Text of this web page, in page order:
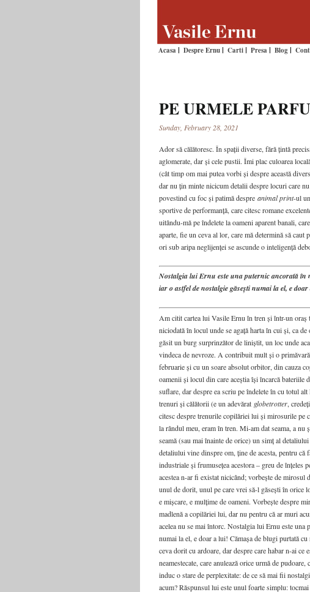
Acasa Despre Ernu Carti Presa Blog
PE URMELE
Sunday, February 28, 2021
Ador să călătoresc. În spații diverse, fără țintă
aglomerate, dar și cele pustii. Îmi plac culoarea
(cât timp om mai putea vorbi și despre această
dar nu țin minte nicicum detalii despre locuri care
povestind cu foc și patimă despre animal print-ul
sportive de performanță, care citesc romane
uitându-mă pe îndelete la oameni aparent banali,
aparte, fie un ceva al lor, care mă determină să
ori sub aripa neglijenței se ascunde o inteligență
Nostalgia lui Ernu este una puternic ancorată în
iar o astfel de nostalgie găsești numai la el, e
Am citit cartea lui Vasile Ernu în tren și într-un
niciodată în locul unde se agață harta în cui și, ca
găsit un burg surprinzător de liniștit, un loc unde
vindeca de nevroze. A contribuit mult și o
februarie și cu un soare absolut orbitor, din cauza
oamenii și locul din care aceștia își încarcă bateriile
suflare, dar despre ea scriu pe îndelete în cu totul
trenuri și călătorii (e un adevărat globetrotter,
citesc despre trenurile copilăriei lui și mirosurile pe
la rândul meu, eram în tren. Mi-am dat seama, a nu
seamă (sau mai înainte de orice) un simț al
detaliului vine dinspre om, ține de acesta, pentru că
industriale și frumusețea acestora – greu de înțeles
acestea n-ar fi existat nicicând; vorbește de mirosul
unul de dorit, unul pe care vrei să-l găsești în orice
e mișcare, e mulțime de oameni. Vorbește despre
madlenă a copilăriei lui, dar nu pentru că ar muri
acelea nu se mai întorc. Nostalgia lui Ernu este
numai la el, e doar a lui! Cămașa de blugi purtată
ceva dorit cu ardoare, dar despre care habar n-ai
neamestecate, care anulează orice urmă de
induc o stare de perplexitate: de ce să mai fii
acum? Răspunsul lui este unul foarte simplu: